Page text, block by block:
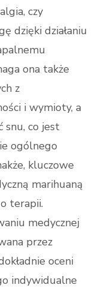
czy
dzięki działaniu
ona także
z
i wymioty, a
snu, co jest
ogólnego
kluczowe
marihuaną
terapii.
medycznej
przez
oceni
indywidualne